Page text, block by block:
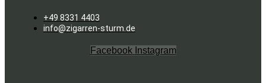
+49 8331 4403
info@zigarren-sturm.de
Facebook Instagram